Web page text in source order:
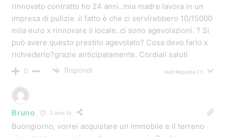
rinnovato contratto ho 24 anni..mia madre lavora in un
impresa di pulizie .il fatto è che ci servirebbero 10/15000
mila euro x rinnovare il locale..ci sono agevolazioni. ? Si
può avere questo prestito agevolato? Cosa devo farlo x
richiederlo?grazie anticipatamente. Cordiali saluti
0 Rispondi Vedi Risposte (1)
Bruno 3 anni fa
Buongiorno, vorrei acquistare un immobile e il terreno